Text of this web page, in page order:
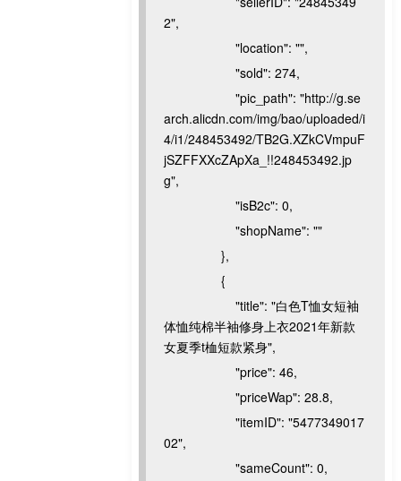
2",
"location": "",
"sold": 274,
"pic_path": "http://g.se
arch.alicdn.com/img/bao/uploaded/i
4/i1/248453492/TB2G.XZkCVmpuF
jSZFFXXcZApXa_!!248453492.jp
g",
"isB2c": 0,
"shopName": ""
},
{
"title": "白色T恤女短袖
体恤纯棉半袖修身上衣2021年新款
女夏季t桖短款紧身",
"price": 46,
"priceWap": 28.8,
"itemID": "5477349017
02",
"sameCount": 0,